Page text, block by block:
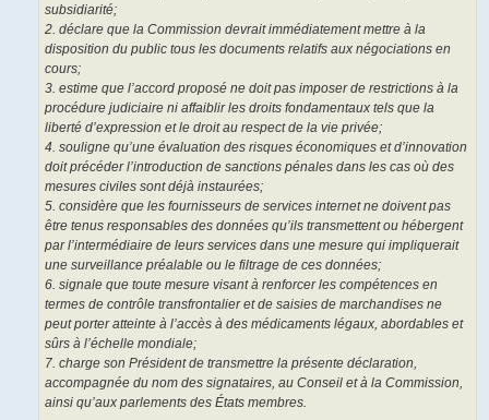
subsidiarité;
2. déclare que la Commission devrait immédiatement mettre à la
disposition du public tous les documents relatifs aux négociations en
cours;
3. estime que l’accord proposé ne doit pas imposer de restrictions à la
procédure judiciaire ni affaiblir les droits fondamentaux tels que la
liberté d’expression et le droit au respect de la vie privée;
4. souligne qu’une évaluation des risques économiques et d’innovation
doit précéder l’introduction de sanctions pénales dans les cas où des
mesures civiles sont déjà instaurées;
5. considère que les fournisseurs de services internet ne doivent pas
être tenus responsables des données qu’ils transmettent ou hébergent
par l’intermédiaire de leurs services dans une mesure qui impliquerait
une surveillance préalable ou le filtrage de ces données;
6. signale que toute mesure visant à renforcer les compétences en
termes de contrôle transfrontalier et de saisies de marchandises ne
peut porter atteinte à l’accès à des médicaments légaux, abordables et
sûrs à l’échelle mondiale;
7. charge son Président de transmettre la présente déclaration,
accompagnée du nom des signataires, au Conseil et à la Commission,
ainsi qu’aux parlements des États membres.